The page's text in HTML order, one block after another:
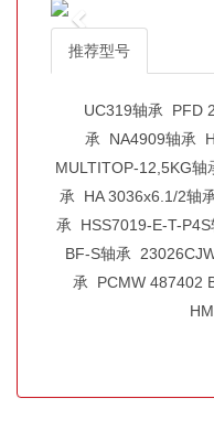
推荐型号
UC319轴承 PFD
承 NA4909轴承
MULTITOP-12,5KG轴
承 HA 3036x6.1/2轴
承 HSS7019-E-T-P4S
BF-S轴承
承 PCMW 487402